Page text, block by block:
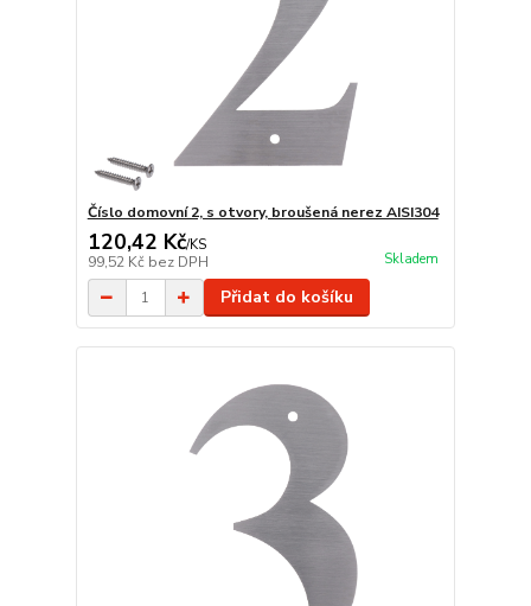
Číslo domovní 2, s otvory, broušená nerez AISI304
120,42 Kč/KS
99,52 Kč bez DPH Skladem
Přidat do košíku